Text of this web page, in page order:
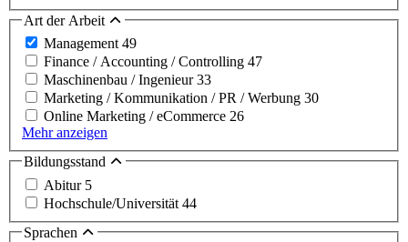
Art der Arbeit
Management49
Finance / Accounting / Controlling 47
Maschinenbau / Ingenieur33
Marketing / Kommunikation / PR / Werbung 30
Online Marketing / eCommerce 26
Mehr anzeigen
Bildungsstand
Abitur 5
Hochschule/Universität 44
Sprachen